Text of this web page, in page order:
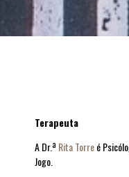
Terapeuta
A Dr.ª Rita Torreé
Jogo